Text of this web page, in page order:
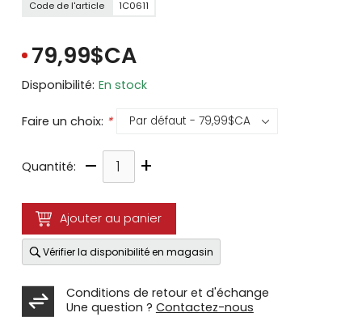
Code de l'article 1C0611
79,99$CA
Disponibilité: En stock
Faire un choix: *
Quantité: – +
Ajouter au panier
Vérifier la disponibilité en magasin
Conditions de retour et d'échange
Une question ? Contactez-nous